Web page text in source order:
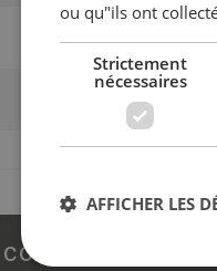
comment
ou qu"ils ont
Strictement
nécessaires
AFFICHER LES